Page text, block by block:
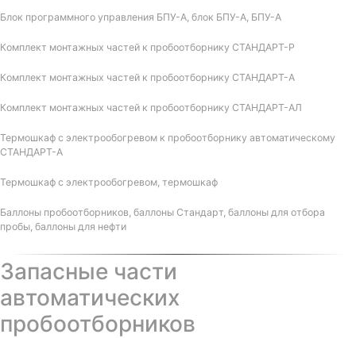
Блок программного управления БПУ-А, блок БПУ-А, БПУ-А
Комплект монтажных частей к пробоотборнику СТАНДАРТ-Р
Комплект монтажных частей к пробоотборнику СТАНДАРТ-А
Комплект монтажных частей к пробоотборнику СТАНДАРТ-АЛ
Термошкаф с электрообогревом к пробоотборнику автоматическому
СТАНДАРТ-А
Термошкаф с электрообогревом, термошкаф
Баллоны пробоотборников, баллоны Стандарт, баллоны для отбора
пробы, баллоны для нефти
Запасные части
автоматических
пробоотборников